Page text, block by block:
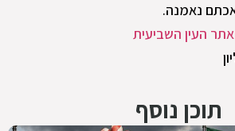
נאמנה.
העין השביעית
תוכן נוסף